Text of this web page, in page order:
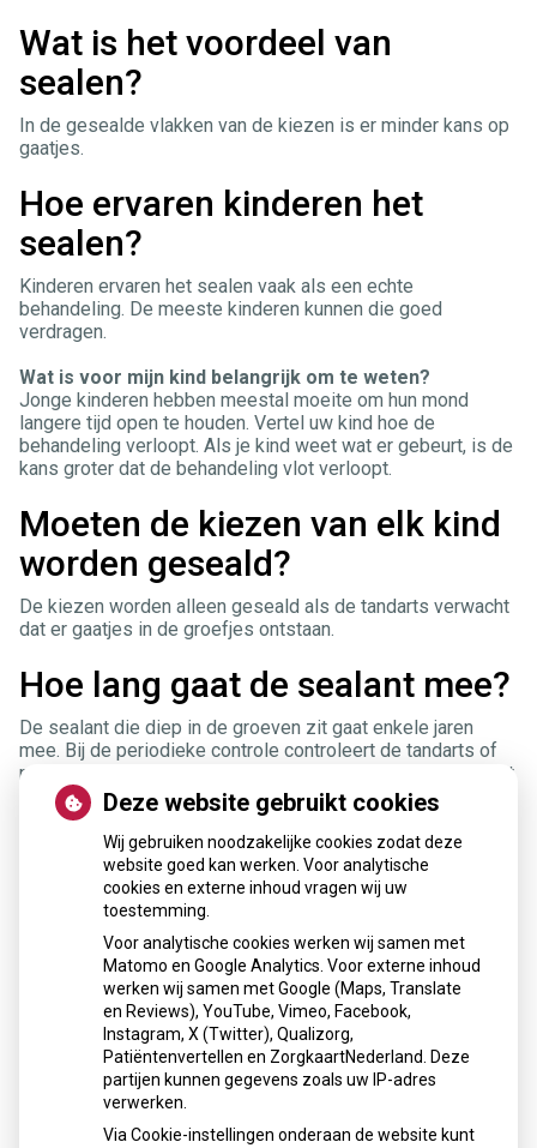
Wat is het voordeel van
sealen?
In de gesealde vlakken van de kiezen is er minder kans op
gaatjes.
Hoe ervaren kinderen het
sealen?
Kinderen ervaren het sealen vaak als een echte
behandeling. De meeste kinderen kunnen die goed
verdragen.
Wat is voor mijn kind belangrijk om te weten?
Jonge kinderen hebben meestal moeite om hun mond
langere tijd open te houden. Vertel uw kind hoe de
behandeling verloopt. Als je kind weet wat er gebeurt, is de
kans groter dat de behandeling vlot verloopt.
Moeten de kiezen van elk kind
worden geseald?
De kiezen worden alleen geseald als de tandarts verwacht
dat er gaatjes in de groefjes ontstaan.
Hoe lang gaat de sealant mee?
De sealant die diep in de groeven zit gaat enkele jaren
mee. Bij de periodieke controle controleert de tandarts of
mondhygiënist of er nog voldoende aanwezig is. Als er wat
materiaal is verdwenen, kan dit worden aangevuld.
Tandenpoetsen als de kiezen
geseald zijn
Je kunt gewoon met een fluoridetandpasta blijven poetsen.
Poets de gesealde vlakken gewoon mee.
« Terug naar het overzicht
Openingstijden
Maandag: 10:00 - 19:00
Deze website gebruikt cookies
Wij gebruiken noodzakelijke cookies zodat deze
website goed kan werken. Voor analytische
cookies en externe inhoud vragen wij uw
toestemming.
Voor analytische cookies werken wij samen met
Matomo en Google Analytics. Voor externe inhoud
werken wij samen met Google (Maps, Translate
en Reviews), YouTube, Vimeo, Facebook,
Instagram, X (Twitter), Qualizorg,
Patiëntenvertellen en ZorgkaartNederland. Deze
partijen kunnen gegevens zoals uw IP-adres
verwerken.
Via Cookie-instellingen onderaan de website kunt